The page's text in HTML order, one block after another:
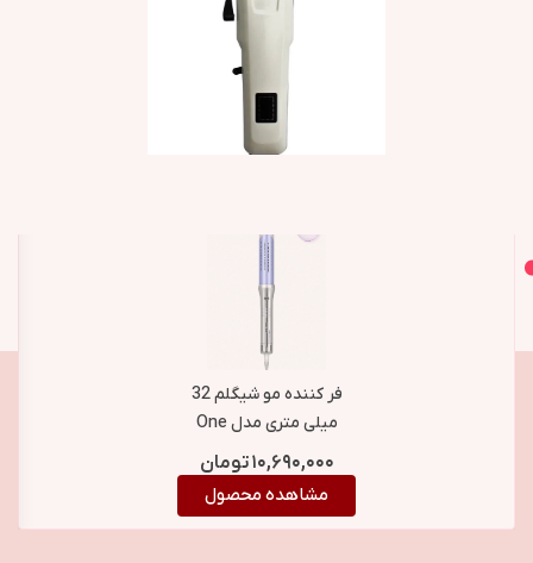
اصل و اورجینال
محصولات مشابه
فر کننده مو شیگلم 32
میلی متری مدل One
Touch Airflow Styler
Pro
۱۰,۶۹۰,۰۰۰تومان
مشاهده محصول